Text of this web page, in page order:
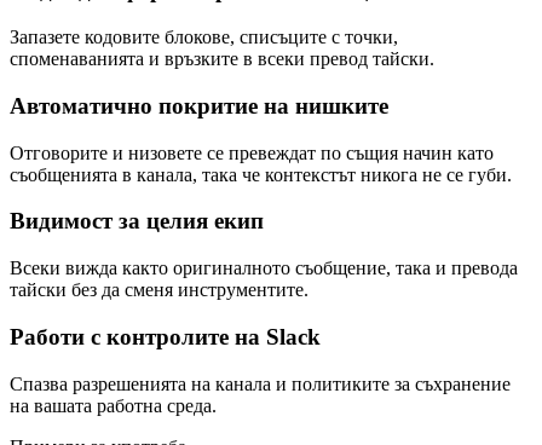
Запазете кодовите блокове, списъците с точки,
споменаванията и връзките в всеки превод тайски.
Автоматично покритие на нишките
Отговорите и низовете се превеждат по същия начин като
съобщенията в канала, така че контекстът никога не се губи.
Видимост за целия екип
Всеки вижда както оригиналното съобщение, така и превода
тайски без да сменя инструментите.
Работи с контролите на Slack
Спазва разрешенията на канала и политиките за съхранение
на вашата работна среда.